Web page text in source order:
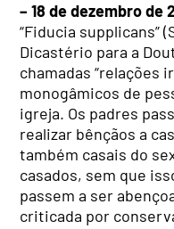
– 18 de dezembro de
“Fiducia supplicans”
Dicastério para a
chamadas “relações
monogâmicos de
igreja. Os padres
realizar bênçãos a
também casais do
casados, sem que
passem a ser
criticada por